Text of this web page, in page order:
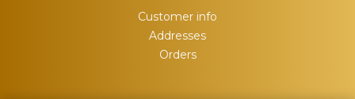
Customer info
Addresses
Orders